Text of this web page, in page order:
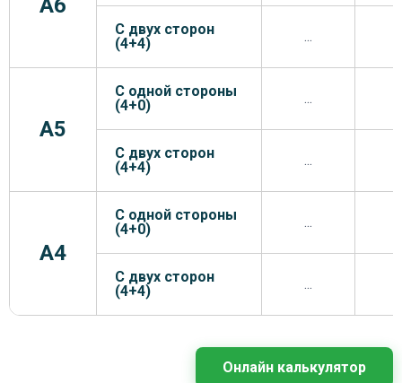
A6
С двух сторон
(4+4)
...
A5
С одной стороны
(4+0)
...
С двух сторон
(4+4)
...
A4
С одной стороны
(4+0)
...
С двух сторон
(4+4)
...
Онлайн калькулятор